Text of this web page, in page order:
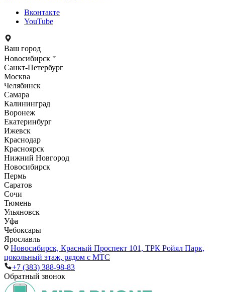
Вконтакте
YouTube
Ваш город
Новосибирск
Санкт-Петербург
Москва
Челябинск
Самара
Калининград
Воронеж
Екатеринбург
Ижевск
Краснодар
Красноярск
Нижний Новгород
Новосибирск
Пермь
Саратов
Сочи
Тюмень
Ульяновск
Уфа
Чебоксары
Ярославль
Новосибирск, Красный Проспект 101, ТРК Ройял Парк,
цокольный этаж, рядом с МТС
+7 (383) 388-98-83
Обратный звонок